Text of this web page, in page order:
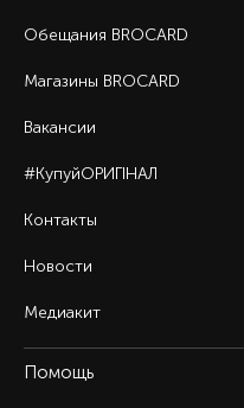
Обещания BROCARD
Магазины BROCARD
Вакансии
#КупуйОРИГІНАЛ
Контакты
Новости
Медиакит
Помощь